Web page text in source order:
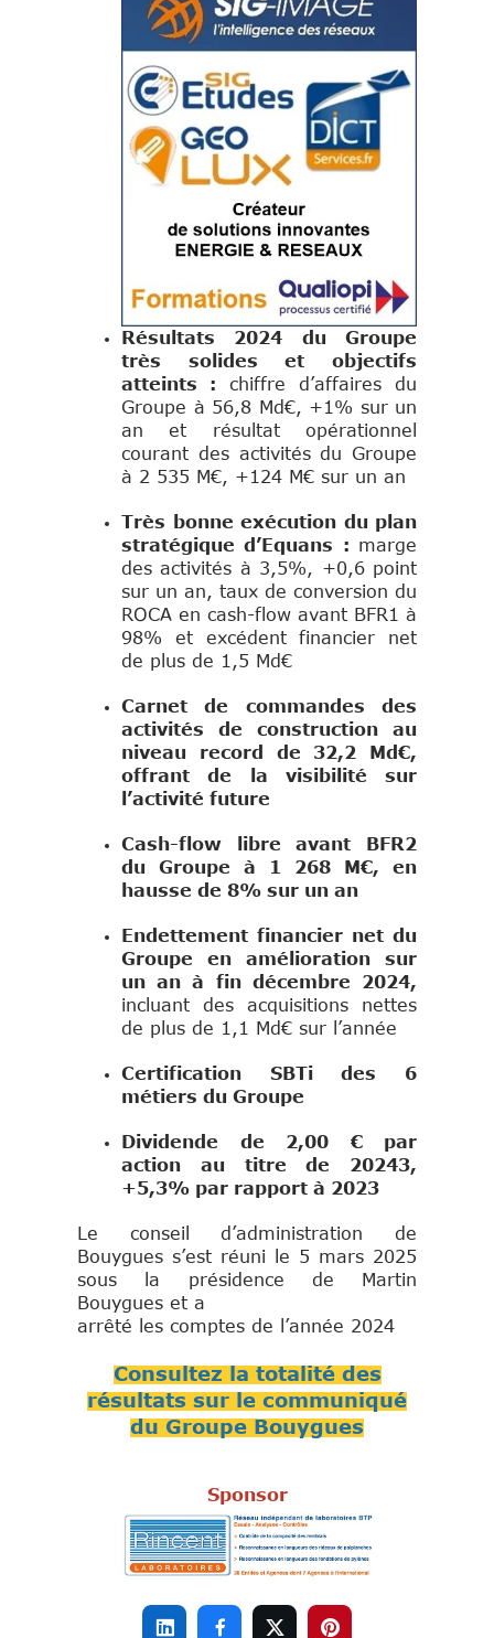
Résultats 2024 du Groupe
très solides et objectifs
atteints : chiffre d’affaires du
Groupe à 56,8 Md€, +1% sur un
an et résultat opérationnel
courant des activités du Groupe
à 2 535 M€, +124 M€ sur un an
Très bonne exécution du plan
stratégique d’Equans : marge
des activités à 3,5%, +0,6 point
sur un an, taux de conversion du
ROCA en cash-flow avant BFR1 à
98% et excédent financier net
de plus de 1,5 Md€
Carnet de commandes des
activités de construction au
niveau record de 32,2 Md€,
offrant de la visibilité sur
l’activité future
Cash-flow libre avant BFR2
du Groupe à 1 268 M€, en
hausse de 8% sur un an
Endettement financier net du
Groupe en amélioration sur
un an à fin décembre 2024,
incluant des acquisitions nettes
de plus de 1,1 Md€ sur l’année
Certification SBTi des 6
métiers du Groupe
Dividende de 2,00 € par
action au titre de 20243,
+5,3% par rapport à 2023
Le conseil d’administration de
Bouygues s’est réuni le 5 mars 2025
sous la présidence de Martin
Bouygues et a
arrêté les comptes de l’année 2024
Consultez la totalité des
résultats sur le communiqué
du Groupe Bouygues
Sponsor
   